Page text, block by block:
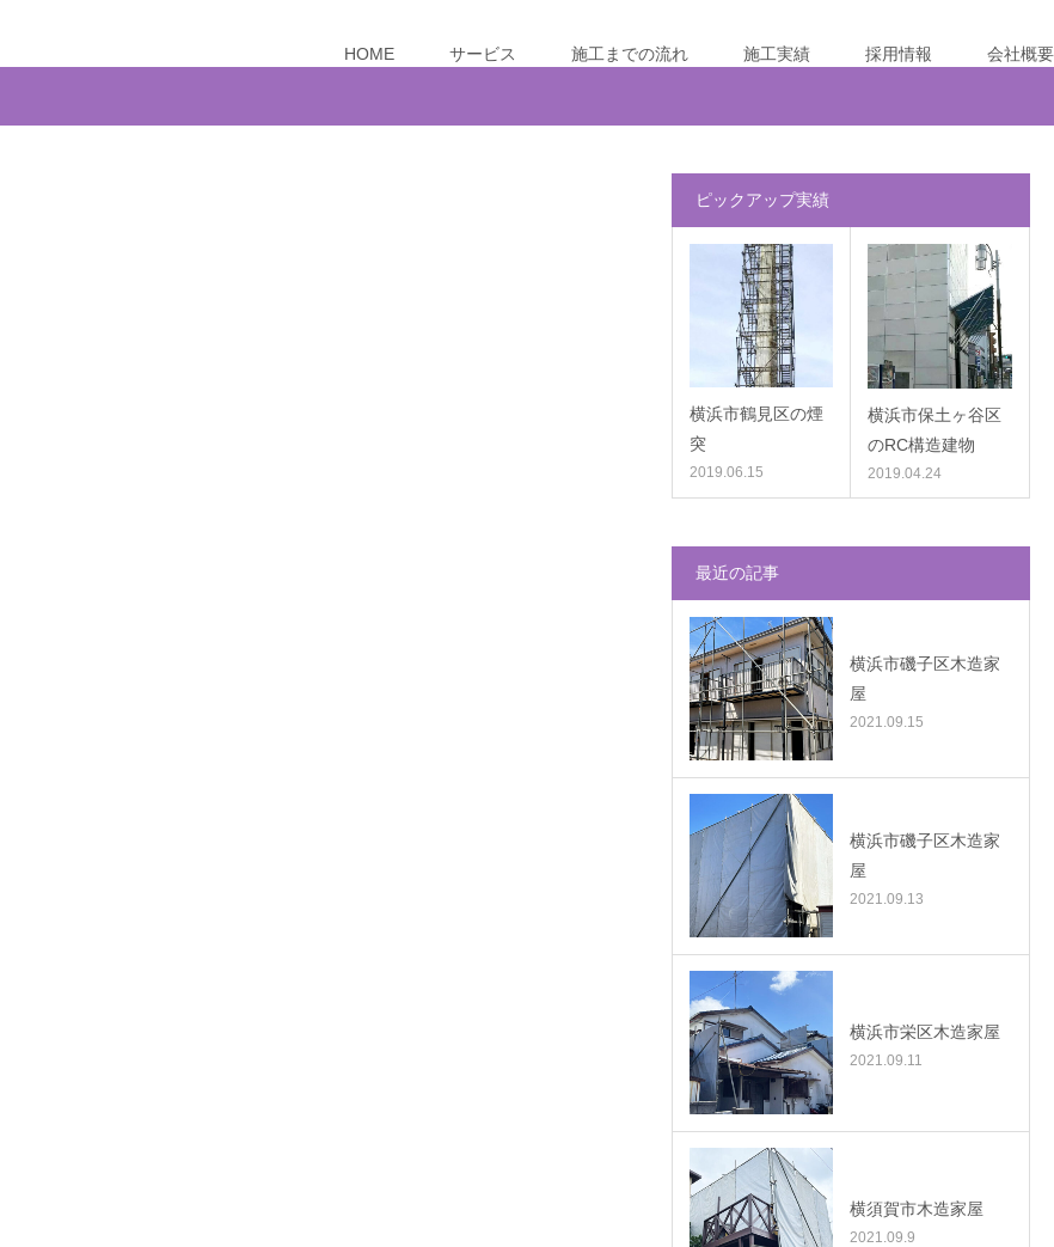
HOME サービス 施工までの流れ 施工実績 採用情報 会社概要
ピックアップ実績
横浜市鶴見区の煙
突
2019.06.15
横浜市保土ヶ谷区
のRC構造建物
2019.04.24
最近の記事
横浜市磯子区木造家
屋
2021.09.15
横浜市磯子区木造家
屋
2021.09.13
横浜市栄区木造家屋
2021.09.11
横須賀市木造家屋
2021.09.9